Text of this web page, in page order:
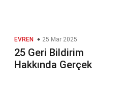
EVREN 25 Mar 2025
25 Geri Bildirim
Hakkında Gerçek